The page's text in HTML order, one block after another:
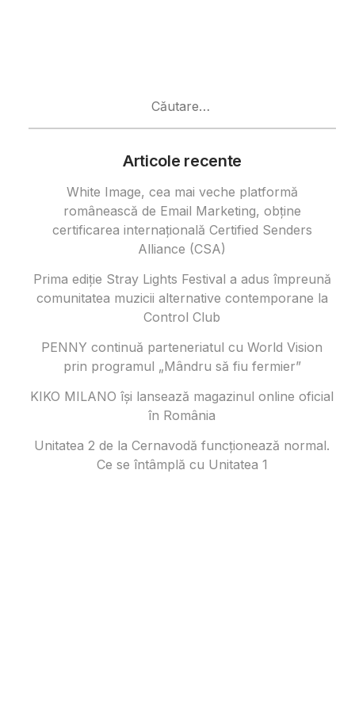
Articole recente
White Image, cea mai veche platformă
românească de Email Marketing, obține
certificarea internațională Certified Senders
Alliance (CSA)
Prima ediție Stray Lights Festival a adus împreună
comunitatea muzicii alternative contemporane la
Control Club
PENNY continuă parteneriatul cu World Vision
prin programul „Mândru să fiu fermier”
KIKO MILANO își lansează magazinul online oficial
în România
Unitatea 2 de la Cernavodă funcționează normal.
Ce se întâmplă cu Unitatea 1